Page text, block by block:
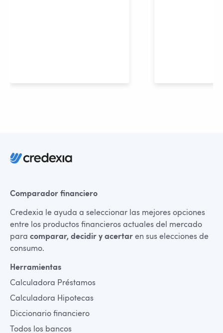
Comparador financiero
Credexia le ayuda a seleccionar las mejores opciones
entre los productos financieros actuales del mercado
para comparar, decidir y acertar en sus elecciones de
consumo.
Herramientas
Calculadora Préstamos
Calculadora Hipotecas
Diccionario financiero
Todos los bancos